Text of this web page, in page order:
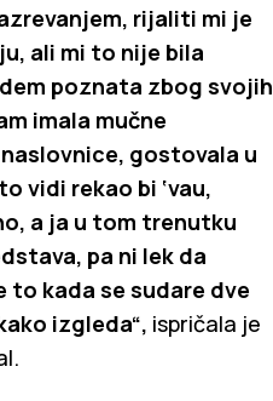
rijaliti mi je
ali mi to nije bila
poznata zbog svojih
imala mučne
gostovala u
vidi rekao bi ‘vau,
a ja u tom trenutku
pa ni lek da
to kada se sudare dve
izgleda“, ispričala je